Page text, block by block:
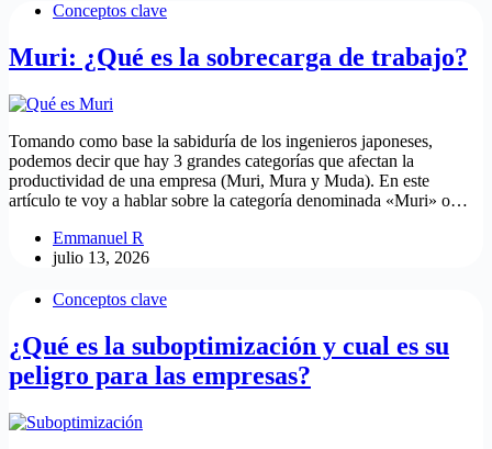
Conceptos clave
Muri: ¿Qué es la sobrecarga de trabajo?
Tomando como base la sabiduría de los ingenieros japoneses,
podemos decir que hay 3 grandes categorías que afectan la
productividad de una empresa (Muri, Mura y Muda). En este
artículo te voy a hablar sobre la categoría denominada «Muri» o…
Emmanuel R
julio 13, 2026
Conceptos clave
¿Qué es la suboptimización y cual es su
peligro para las empresas?